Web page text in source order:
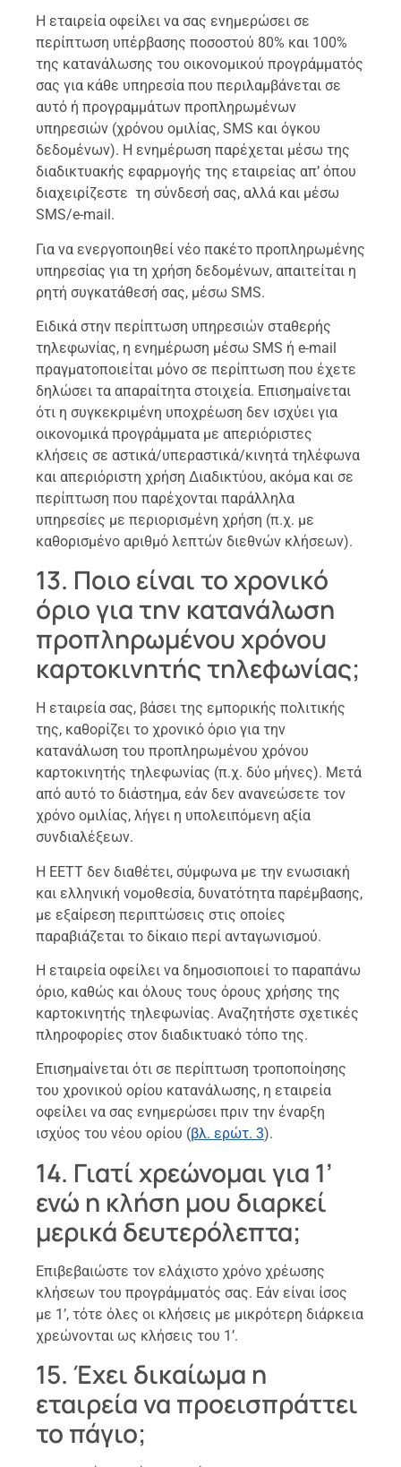
Η εταιρεία οφείλει να σας ενημερώσει σε
περίπτωση υπέρβασης ποσοστού 80% και 100%
της κατανάλωσης του οικονομικού προγράμματός
σας για κάθε υπηρεσία που περιλαμβάνεται σε
αυτό ή προγραμμάτων προπληρωμένων
υπηρεσιών (χρόνου ομιλίας, SMS και όγκου
δεδομένων). Η ενημέρωση παρέχεται μέσω της
διαδικτυακής εφαρμογής της εταιρείας απ’ όπου
διαχειρίζεστε τη σύνδεσή σας, αλλά και μέσω
SMS/e-mail.
Για να ενεργοποιηθεί νέο πακέτο προπληρωμένης
υπηρεσίας για τη χρήση δεδομένων, απαιτείται η
ρητή συγκατάθεσή σας, μέσω SMS.
Ειδικά στην περίπτωση υπηρεσιών σταθερής
τηλεφωνίας, η ενημέρωση μέσω SMS ή e-mail
πραγματοποιείται μόνο σε περίπτωση που έχετε
δηλώσει τα απαραίτητα στοιχεία. Επισημαίνεται
ότι η συγκεκριμένη υποχρέωση δεν ισχύει για
οικονομικά προγράμματα με απεριόριστες
κλήσεις σε αστικά/υπεραστικά/κινητά τηλέφωνα
και απεριόριστη χρήση Διαδικτύου, ακόμα και σε
περίπτωση που παρέχονται παράλληλα
υπηρεσίες με περιορισμένη χρήση (π.χ. με
καθορισμένο αριθμό λεπτών διεθνών κλήσεων).
13. Ποιο είναι το χρονικό
όριο για την κατανάλωση
προπληρωμένου χρόνου
καρτοκινητής τηλεφωνίας;
Η εταιρεία σας, βάσει της εμπορικής πολιτικής
της, καθορίζει το χρονικό όριο για την
κατανάλωση του προπληρωμένου χρόνου
καρτοκινητής τηλεφωνίας (π.χ. δύο μήνες). Μετά
από αυτό το διάστημα, εάν δεν ανανεώσετε τον
χρόνο ομιλίας, λήγει η υπολειπόμενη αξία
συνδιαλέξεων.
Η ΕΕΤΤ δεν διαθέτει, σύμφωνα με την ενωσιακή
και ελληνική νομοθεσία, δυνατότητα παρέμβασης,
με εξαίρεση περιπτώσεις στις οποίες
παραβιάζεται το δίκαιο περί ανταγωνισμού.
Η εταιρεία οφείλει να δημοσιοποιεί το παραπάνω
όριο, καθώς και όλους τους όρους χρήσης της
καρτοκινητής τηλεφωνίας. Αναζητήστε σχετικές
πληροφορίες στον διαδικτυακό τόπο της.
Επισημαίνεται ότι σε περίπτωση τροποποίησης
του χρονικού ορίου κατανάλωσης, η εταιρεία
οφείλει να σας ενημερώσει πριν την έναρξη
ισχύος του νέου ορίου (βλ. ερώτ. 3).
14. Γιατί χρεώνομαι για 1’
ενώ η κλήση μου διαρκεί
μερικά δευτερόλεπτα;
Επιβεβαιώστε τον ελάχιστο χρόνο χρέωσης
κλήσεων του προγράμματός σας. Εάν είναι ίσος
με 1’, τότε όλες οι κλήσεις με μικρότερη διάρκεια
χρεώνονται ως κλήσεις του 1’.
15. Έχει δικαίωμα η
εταιρεία να προεισπράττει
το πάγιο;